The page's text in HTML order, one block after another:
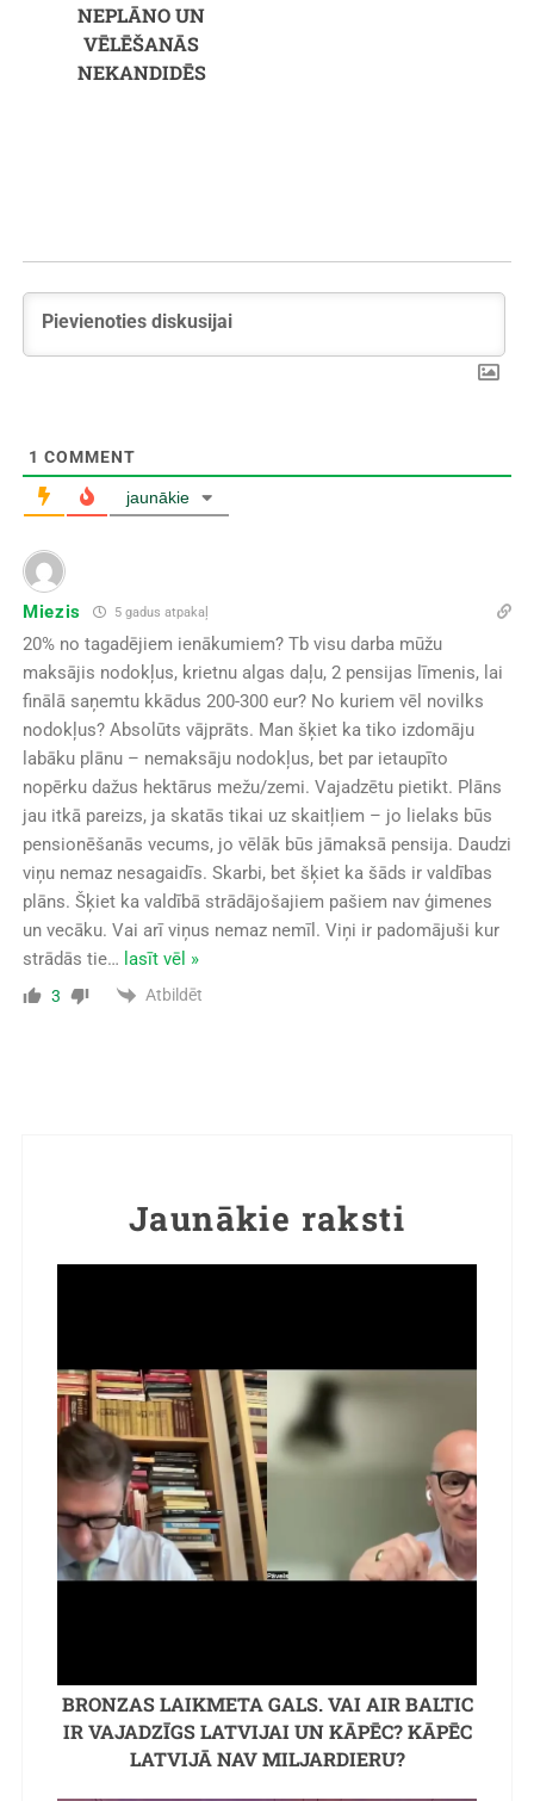
NEPLĀNO UN
VĒLĒŠANĀS
NEKANDIDĒS
1 COMMENT
jaunākie
Miezis 5 gadus atpakaļ
20% no tagadējiem ienākumiem? Tb visu darba mūžu
maksājis nodokļus, krietnu algas daļu, 2 pensijas līmenis, lai
finālā saņemtu kkādus 200-300 eur? No kuriem vēl novilks
nodokļus? Absolūts vājprāts. Man šķiet ka tiko izdomāju
labāku plānu – nemaksāju nodokļus, bet par ietaupīto
nopērku dažus hektārus mežu/zemi. Vajadzētu pietikt. Plāns
jau itkā pareizs, ja skatās tikai uz skaitļiem – jo lielaks būs
pensionēšanās vecums, jo vēlāk būs jāmaksā pensija. Daudzi
viņu nemaz nesagaidīs. Skarbi, bet šķiet ka šāds ir valdības
plāns. Šķiet ka valdībā strādājošajiem pašiem nav ģimenes
un vecāku. Vai arī viņus nemaz nemīl. Viņi ir padomājuši kur
strādās tie… lasīt vēl »
3 Atbildēt
Jaunākie raksti
BRONZAS LAIKMETA GALS. VAI AIR BALTIC
IR VAJADZĪGS LATVIJAI UN KĀPĒC? KĀPĒC
LATVIJĀ NAV MILJARDIERU?